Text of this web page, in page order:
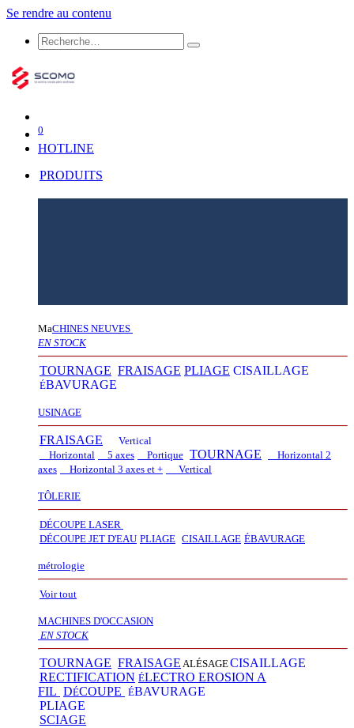
Se rendre au contenu
0
HOTLINE
PRODUITS
MaCHINES NEUVES
EN STOCK
TOURNAGE FRAISAGE PLIAGE CISAILLAGE
ÉBAVURAGE
USINAGE
FRAISAGE
Vertical
Horizontal
5 axes Portique TOURNAGE
Horizontal 2
axes
Horizontal 3 axes et + Vertical​
TÔLERIE
DÉCOUPE LASER
DÉCOUPE JET D'EAU PLIAGE CISAILLAGE ÉBAVURAGE
métrologie
Voir tout
MACHINES D'OCCASION
EN STOCK
TOURNAGE FRAISAGE ALÉSAGECISAILLAGE
RECTIFICATION ÉLECTRO EROSION A
FIL DÉCOUPE ÉBAVURAGE
PLIAGE
SCIAGE